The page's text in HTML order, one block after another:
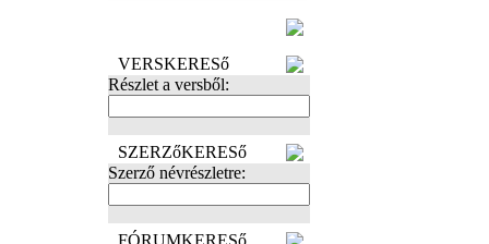
VERSKERESő
Részlet a versből:
SZERZőKERESő
Szerző névrészletre:
FÓRUMKERESő